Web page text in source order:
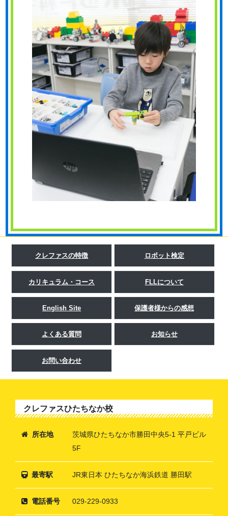
クレファスの特徴 ロボット検定
カリキュラム・コース FLLについて
English Site 保護者様からの感想
よくある質問 お知らせ
お問い合わせ
クレファスひたちなか校
所在地
茨城県ひたちなか市勝田中央5-1 平戸ビル
5F
最寄駅 JR東日本 ひたちなか海浜鉄道 勝田駅
電話番号 029-229-0933